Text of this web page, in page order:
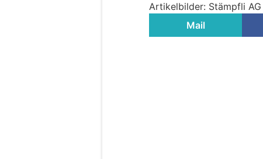
Artikelbilder: Stämpfli AG
Mail